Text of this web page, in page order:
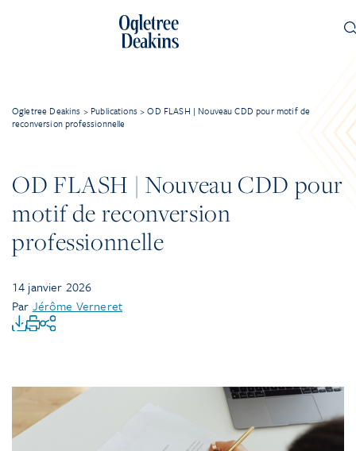
Ogletree Deakins > Publications >OD FLASH | Nouveau CDD pour motif de
reconversion professionnelle
OD FLASH | Nouveau CDD pour
motif de reconversion
professionnelle
14 janvier 2026
Par Jérôme Verneret